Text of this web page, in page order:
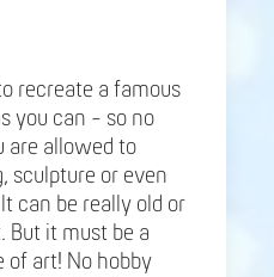
recreate a famous
you can - so no
are allowed to
sculpture or even
can be really old or
But it must be a
art! No hobby